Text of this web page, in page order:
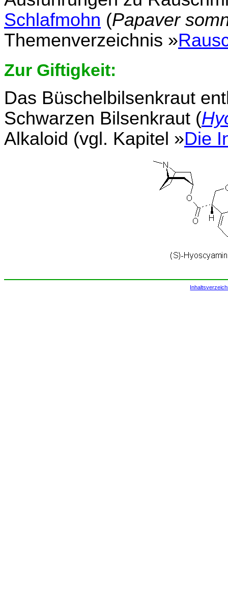
Schlafmohn (Papaver
Themenverzeichnis »
Zur Giftigkeit:
Das Büschelbilsenkraut
Schwarzen Bilsenkraut (
Alkaloid (vgl. Kapitel »Die